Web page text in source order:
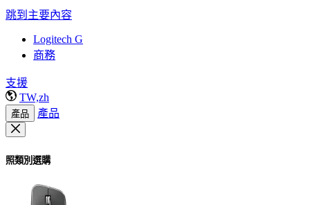
跳到主要內容
Logitech G
商務
支援
TW,zh
產品 產品
照類別選購